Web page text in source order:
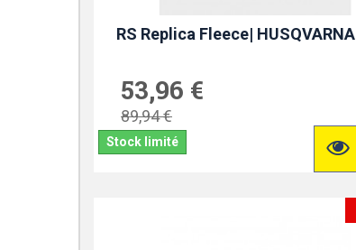
RS Replica Fleece| HUSQVARNA
53,96 €
89,94 €
Stock limité